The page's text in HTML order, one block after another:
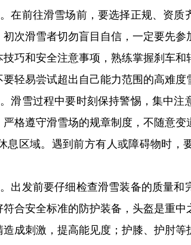
在前往滑雪场前，要选择正规、资质
次滑雪者切勿盲目自信，一定要先参
巧和安全注意事项，熟练掌握刹车
轻易尝试超出自己能力范围的高难度
滑雪过程中要时刻保持警惕，集中注
格遵守滑雪场的规章制度，不随意
息区域。遇到前方有人或障碍物时，
出发前要仔细检查滑雪装备的质量和
合安全标准的防护装备，头盔是重
成刺激，提高能见度；护膝、护肘